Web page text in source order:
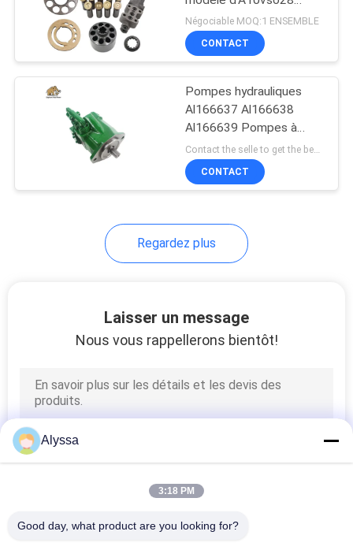
Rexroth
Négociable MOQ:1 ENSEMBLE
CONTACT
Pompes hydrauliques
Al166637 Al166638
Al166639 Pompes à
piston axiale hydraulique
pour
Contact the selle to get the best offer MOQ:1
CONTACT
Regardez plus
Laisser un message
Nous vous rappellerons bientôt!
Alyssa
3:18 PM
Good day, what product are you looking for?